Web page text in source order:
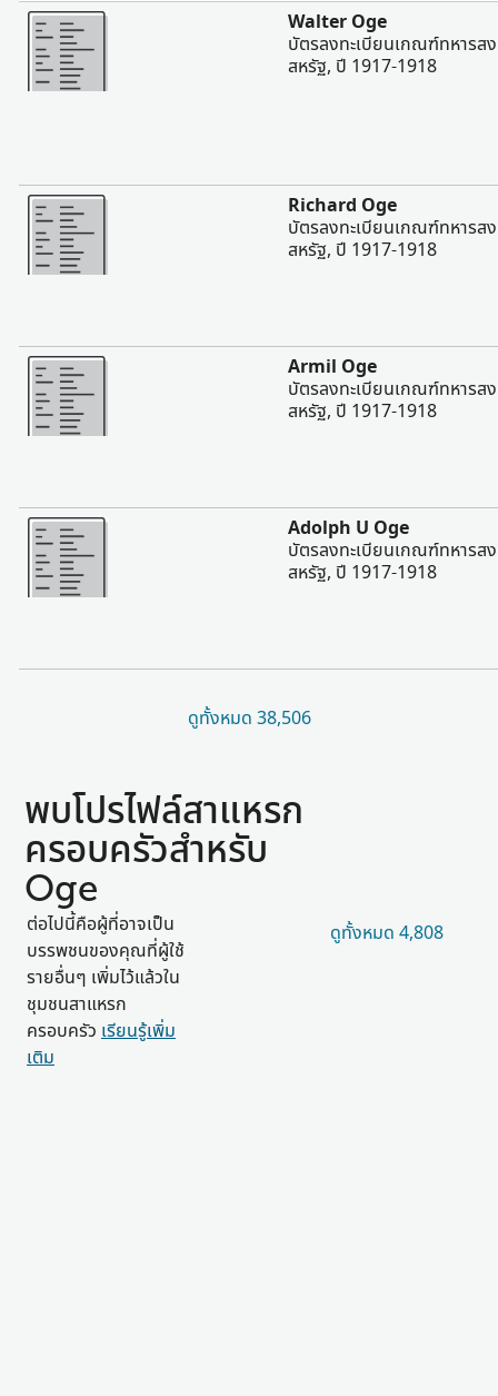
มากขึ้น
Walter Oge
บัตรลงทะเบียนเกณฑ์ทหารส
สหรัฐ, ปี 1917-1918
มากขึ้น
Richard Oge
บัตรลงทะเบียนเกณฑ์ทหารส
สหรัฐ, ปี 1917-1918
มากขึ้น
Armil Oge
บัตรลงทะเบียนเกณฑ์ทหารส
สหรัฐ, ปี 1917-1918
มากขึ้น
Adolph U Oge
บัตรลงทะเบียนเกณฑ์ทหารส
สหรัฐ, ปี 1917-1918
ดูทั้งหมด 38,506
พบโปรไฟล์สาแหรก
ครอบครัวสำหรับ
Oge
ต่อไปนี้คือผู้ที่อาจเป็น
บรรพชนของคุณที่ผู้ใช้
รายอื่นๆ เพิ่มไว้แล้วใน
ชุมชนสาแหรก
ครอบครัว เรียนรู้เพิ่ม
เติม
ดูทั้งหมด 4,808